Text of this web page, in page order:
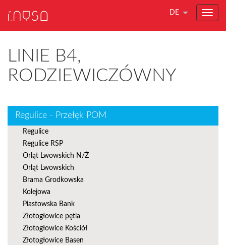
DE
LINIE B4,
RODZIEWICZÓWNY
Regulice - Przełęk POM
Regulice
Regulice RSP
Orląt Lwowskich N/Ż
Orląt Lwowskich
Brama Grodkowska
Kolejowa
Piastowska Bank
Złotogłowice pętla
Złotogłowice Kościół
Złotogłowice Basen